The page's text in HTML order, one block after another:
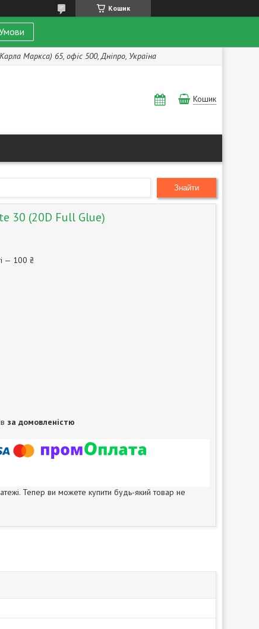
Кошик
Маркса) 65, офіс 500, Дніпро, Україна
Кошик
Знайти
30 (20D Full Glue)
— 100 ₴
за домовленістю
Тепер ви можете купити будь-який товар не